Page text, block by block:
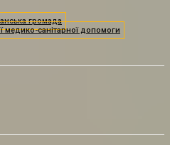
громада
медико-санітарної допомоги